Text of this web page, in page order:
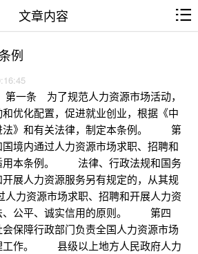
文章内容
例
为了规范人力资源市场活动，
优化配置，促进就业创业，根据《中
法》和有关法律，制定本条例。 第
境内通过人力资源市场求职、招聘和
用本条例。 法律、行政法规和国务
展人力资源服务另有规定的，从其规
资源市场求职、招聘和开展人力资
、公平、诚实信用的原则。 第四
保障行政部门负责全国人力资源市场
工作。 县级以上地方人民政府人力